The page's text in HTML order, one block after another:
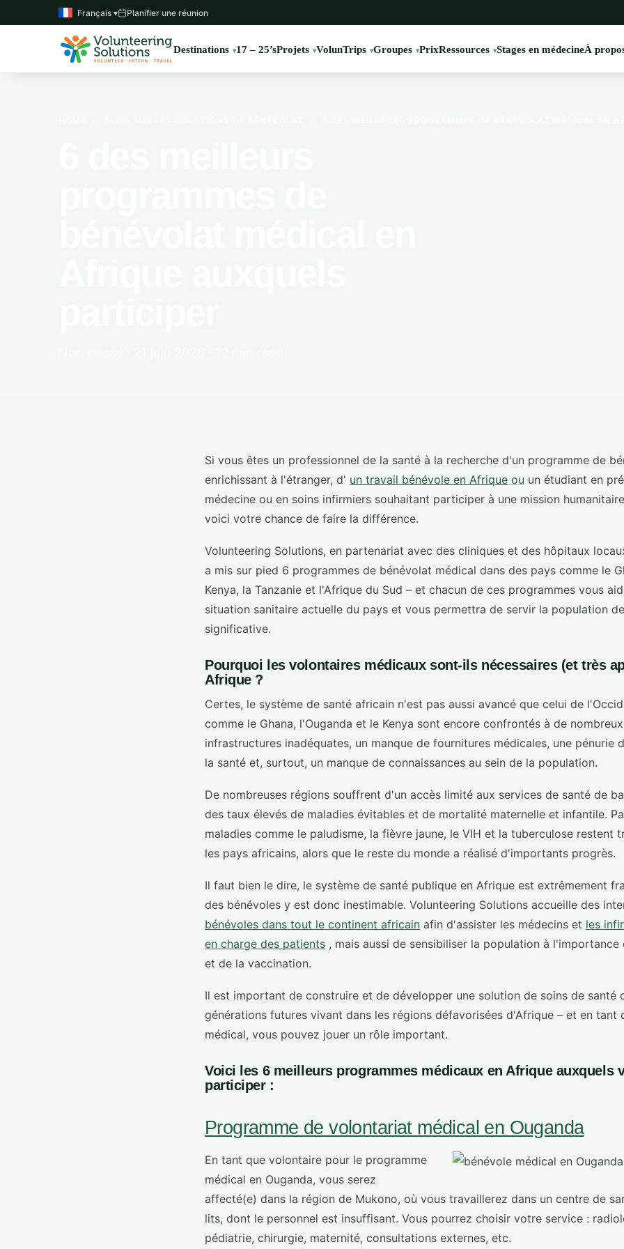
Français ▾ Planifier une réunion
Destinations 17 – 25’sProjets VolunTrips Groupes PrixRessources Stages en médecineÀ
Si vous êtes un professionnel de la santé à la recherche d'un programme de
enrichissant à l'étranger, d' un travail bénévole en Afrique ou un étudiant en
médecine ou en soins infirmiers souhaitant participer à une mission
voici votre chance de faire la différence.
Volunteering Solutions, en partenariat avec des cliniques et des hôpitaux
a mis sur pied 6 programmes de bénévolat médical dans des pays comme le
Kenya, la Tanzanie et l'Afrique du Sud – et chacun de ces programmes vous
situation sanitaire actuelle du pays et vous permettra de servir la population
significative.
Pourquoi les volontaires médicaux sont-ils nécessaires (et très
Afrique ?
Certes, le système de santé africain n'est pas aussi avancé que celui de
comme le Ghana, l'Ouganda et le Kenya sont encore confrontés à de
infrastructures inadéquates, un manque de fournitures médicales, une pénurie
la santé et, surtout, un manque de connaissances au sein de la population.
De nombreuses régions souffrent d'un accès limité aux services de santé de
des taux élevés de maladies évitables et de mortalité maternelle et infantile.
maladies comme le paludisme, la fièvre jaune, le VIH et la tuberculose restent
les pays africains, alors que le reste du monde a réalisé d'importants progrès.
Il faut bien le dire, le système de santé publique en Afrique est extrêmement
des bénévoles y est donc inestimable. Volunteering Solutions accueille des
bénévoles dans tout le continent africain afin d'assister les médecins et les
en charge des patients , mais aussi de sensibiliser la population à l'importance
et de la vaccination.
Il est important de construire et de développer une solution de soins de santé
générations futures vivant dans les régions défavorisées d'Afrique – et en tant
médical, vous pouvez jouer un rôle important.
Voici les 6 meilleurs programmes médicaux en Afrique auxquels
participer :
Programme de volontariat médical en Ouganda
En tant que volontaire pour le programme
médical en Ouganda, vous serez
affecté(e) dans la région de Mukono, où vous travaillerez dans un centre de
lits, dont le personnel est insuffisant. Vous pourrez choisir votre service :
pédiatrie, chirurgie, maternité, consultations externes, etc.